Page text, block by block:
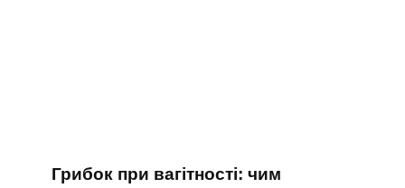
Грибок при вагітності: чим